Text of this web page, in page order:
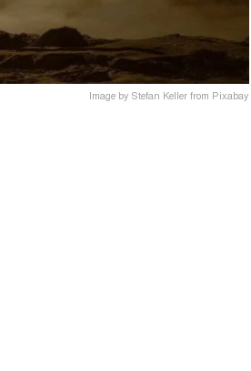
Image by Stefan Keller from Pixabay